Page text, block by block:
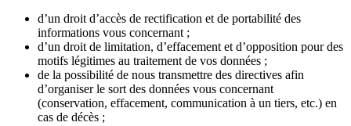
d’un droit d’accès de rectification et de portabilité des
informations vous concernant ;
d’un droit de limitation, d’effacement et d’opposition pour des
motifs légitimes au traitement de vos données ;
de la possibilité de nous transmettre des directives afin
d’organiser le sort des données vous concernant
(conservation, effacement, communication à un tiers, etc.) en
cas de décès ;